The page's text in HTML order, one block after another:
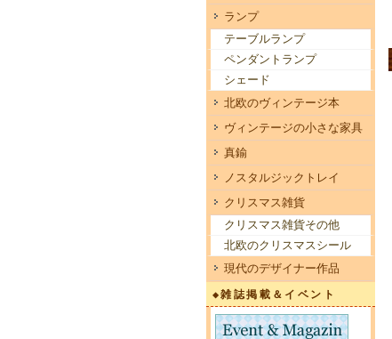
ランプ
テーブルランプ
ペンダントランプ
シェード
北欧のヴィンテージ本
ヴィンテージの小さな家具
真鍮
ノスタルジックトレイ
クリスマス雑貨
クリスマス雑貨その他
北欧のクリスマスシール
現代のデザイナー作品
◆雑誌掲載＆イベント